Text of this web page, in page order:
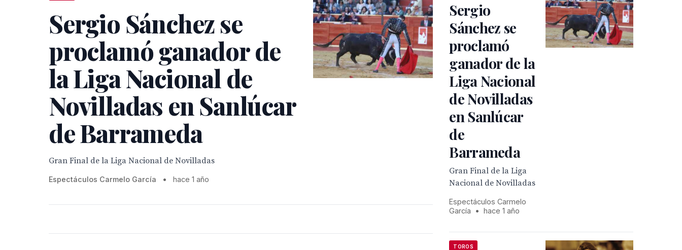
Sergio Sánchez se
proclamó ganador de
la Liga Nacional de
Novilladas en Sanlúcar
de Barrameda
Gran Final de la Liga Nacional de Novilladas
Espectáculos Carmelo García • hace 1 año
Sergio
Sánchez se
proclamó
ganador de la
Liga Nacional
de Novilladas
en Sanlúcar
de
Barrameda
Gran Final de la Liga
Nacional de Novilladas
Espectáculos Carmelo
García
• hace 1 año
TOROS